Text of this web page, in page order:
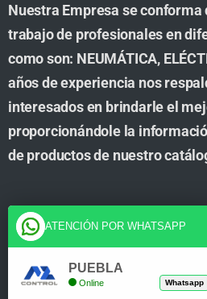
Nuestra Empresa se conforma
trabajo de profesionales en
como son: NEUMÁTICA,
años de experiencia nos
interesados en brindarle el
proporcionándole la
de productos de nuestro
Cuenta
Tienda
ATENCIÓN POR WHATSAPP
PUEBLA
Online Whatsapp